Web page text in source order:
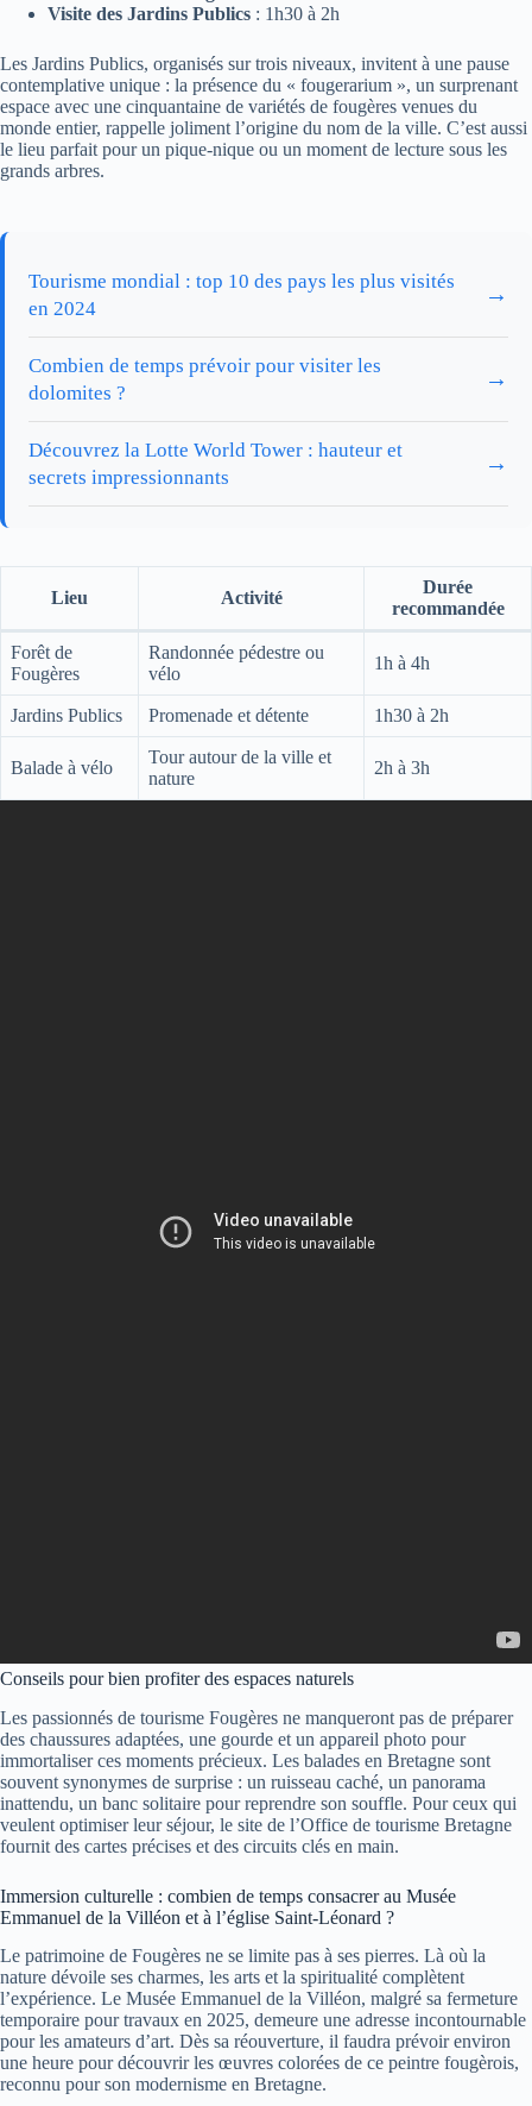
Visite des Jardins Publics : 1h30 à 2h
Les Jardins Publics, organisés sur trois niveaux, invitent à une pause
contemplative unique : la présence du « fougerarium », un surprenant
espace avec une cinquantaine de variétés de fougères venues du
monde entier, rappelle joliment l’origine du nom de la ville. C’est aussi
le lieu parfait pour un pique-nique ou un moment de lecture sous les
grands arbres.
Tourisme mondial : top 10 des pays les plus visités
en 2024
→
Combien de temps prévoir pour visiter les
dolomites ?
→
Découvrez la Lotte World Tower : hauteur et
secrets impressionnants
→
Lieu Activité
Durée
recommandée
Forêt de
Fougères
Randonnée pédestre ou
vélo
1h à 4h
Jardins Publics Promenade et détente 1h30 à 2h
Balade à vélo
Tour autour de la ville et
nature
2h à 3h
Conseils pour bien profiter des espaces naturels
Les passionnés de tourisme Fougères ne manqueront pas de préparer
des chaussures adaptées, une gourde et un appareil photo pour
immortaliser ces moments précieux. Les balades en Bretagne sont
souvent synonymes de surprise : un ruisseau caché, un panorama
inattendu, un banc solitaire pour reprendre son souffle. Pour ceux qui
veulent optimiser leur séjour, le site de l’Office de tourisme Bretagne
fournit des cartes précises et des circuits clés en main.
Immersion culturelle : combien de temps consacrer au Musée
Emmanuel de la Villéon et à l’église Saint-Léonard ?
Le patrimoine de Fougères ne se limite pas à ses pierres. Là où la
nature dévoile ses charmes, les arts et la spiritualité complètent
l’expérience. Le Musée Emmanuel de la Villéon, malgré sa fermeture
temporaire pour travaux en 2025, demeure une adresse incontournable
pour les amateurs d’art. Dès sa réouverture, il faudra prévoir environ
une heure pour découvrir les œuvres colorées de ce peintre fougèrois,
reconnu pour son modernisme en Bretagne.